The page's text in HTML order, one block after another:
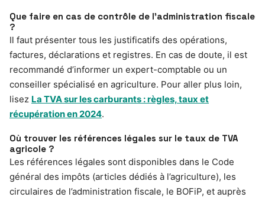
Que faire en cas de contrôle de l’administration fiscale
?
Il faut présenter tous les justificatifs des opérations,
factures, déclarations et registres. En cas de doute, il est
recommandé d’informer un expert-comptable ou un
conseiller spécialisé en agriculture. Pour aller plus loin,
lisez La TVA sur les carburants : règles, taux et
récupération en 2024.
Où trouver les références légales sur le taux de TVA
agricole ?
Les références légales sont disponibles dans le Code
général des impôts (articles dédiés à l’agriculture), les
circulaires de l’administration fiscale, le BOFiP, et auprès